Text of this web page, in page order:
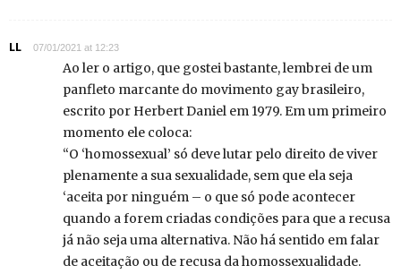
LL 07/01/2021 at 12:23
Ao ler o artigo, que gostei bastante, lembrei de um
panfleto marcante do movimento gay brasileiro,
escrito por Herbert Daniel em 1979. Em um primeiro
momento ele coloca:
“O ‘homossexual’ só deve lutar pelo direito de viver
plenamente a sua sexualidade, sem que ela seja
‘aceita por ninguém – o que só pode acontecer
quando a forem criadas condições para que a recusa
já não seja uma alternativa. Não há sentido em falar
de aceitação ou de recusa da homossexualidade.